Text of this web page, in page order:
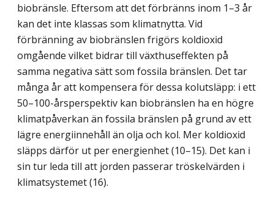
biobränsle. Eftersom att det förbränns inom 1–3 år
kan det inte klassas som klimatnytta. Vid
förbränning av biobränslen frigörs koldioxid
omgående vilket bidrar till växthuseffekten på
samma negativa sätt som fossila bränslen. Det tar
många år att kompensera för dessa kolutsläpp: i ett
50–100-årsperspektiv kan biobränslen ha en högre
klimatpåverkan än fossila bränslen på grund av ett
lägre energiinnehåll än olja och kol. Mer koldioxid
släpps därför ut per energienhet (10–15). Det kan i
sin tur leda till att jorden passerar tröskelvärden i
klimatsystemet (16).